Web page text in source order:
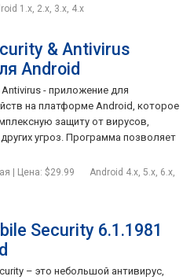
1.x, 2.x, 3.x, 4.x
& Antivirus
Android
- приложение для
на платформе Android, которое
защиту от вирусов,
угроз. Программа позволяет
| Цена: $29.99
Android 4.x, 5.x, 6.x,
Security 6.1.1981
– это небольшой антивирус,